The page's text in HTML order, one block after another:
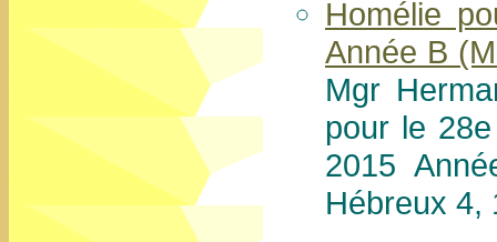
Homélie
Année B
Mgr
pour le
2015
Hébreux 4,